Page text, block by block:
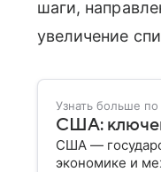
шаги,
увеличение
Узнать больше
США:
США —
экономике и